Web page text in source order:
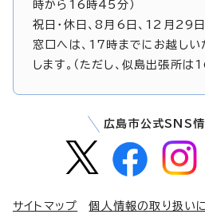
時から16時45分）
祝日・休日、8月6日、12月29
窓口へは、17時までにお越しい
します。（ただし、似島出張所
広島市公式SNS
サイトマップ 個人情報の取り扱い